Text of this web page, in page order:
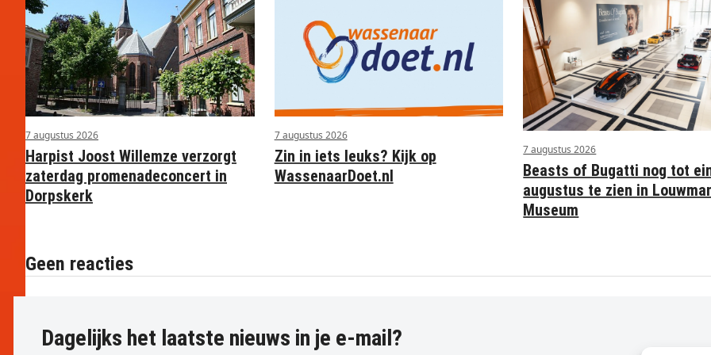
7 augustus 2026
Harpist Joost Willemze verzorgt
zaterdag promenadeconcert in
Dorpskerk
7 augustus 2026
Zin in iets leuks? Kijk op
WassenaarDoet.nl
7 augustus 2026
Beasts of Bugatti nog tot
augustus te zien in
Museum
Geen reacties
Dagelijks het laatste nieuws in je e-mail?